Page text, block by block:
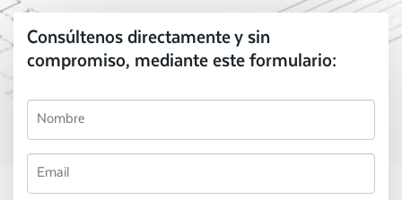
Consúltenos directamente y sin
compromiso, mediante este formulario: